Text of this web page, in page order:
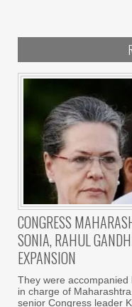
CONGRESS
SONIA, RAHUL
EXPANSION
They were
in charge of
senior Congress leader